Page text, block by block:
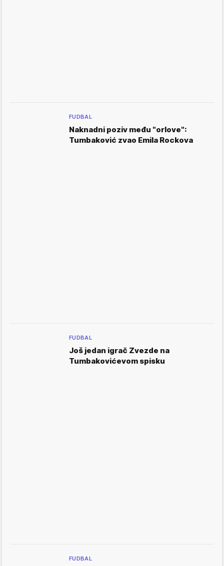
FUDBAL
Naknadni poziv među "orlove":
Tumbaković zvao Emila Rockova
FUDBAL
Još jedan igrač Zvezde na
Tumbakovićevom spisku
FUDBAL